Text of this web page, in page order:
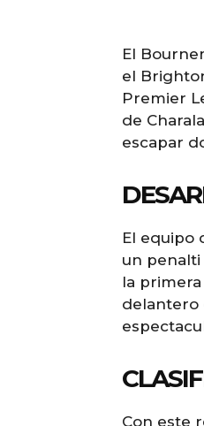
El
el
Premier
de
escapar
El equipo
un penalti
la
delantero
Con este